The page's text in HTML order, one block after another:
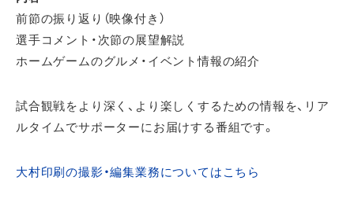
前節の振り返り（映像付き）
選手コメント・次節の展望解説
ホームゲームのグルメ・イベント情報の紹介
試合観戦をより深く、より楽しくするための情報を、リア
ルタイムでサポーターにお届けする番組です。
大村印刷の撮影・編集業務についてはこちら